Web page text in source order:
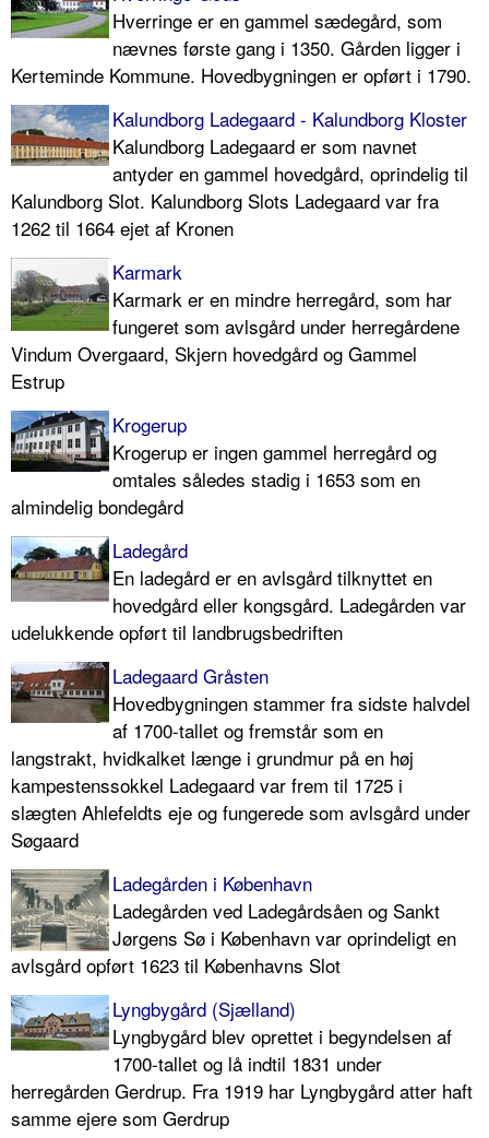
Hverringe er en gammel sædegård, som
nævnes første gang i 1350. Gården ligger i
Kerteminde Kommune. Hovedbygningen er opført i 1790.
Kalundborg Ladegaard - Kalundborg Kloster
Kalundborg Ladegaard er som navnet
antyder en gammel hovedgård, oprindelig til
Kalundborg Slot. Kalundborg Slots Ladegaard var fra
1262 til 1664 ejet af Kronen
Karmark
Karmark er en mindre herregård, som har
fungeret som avlsgård under herregårdene
Vindum Overgaard, Skjern hovedgård og Gammel
Estrup
Krogerup
Krogerup er ingen gammel herregård og
omtales således stadig i 1653 som en
almindelig bondegård
Ladegård
En ladegård er en avlsgård tilknyttet en
hovedgård eller kongsgård. Ladegården var
udelukkende opført til landbrugsbedriften
Ladegaard Gråsten
Hovedbygningen stammer fra sidste halvdel
af 1700-tallet og fremstår som en
langstrakt, hvidkalket længe i grundmur på en høj
kampestenssokkel Ladegaard var frem til 1725 i
slægten Ahlefeldts eje og fungerede som avlsgård under
Søgaard
Ladegården i København
Ladegården ved Ladegårdsåen og Sankt
Jørgens Sø i København var oprindeligt en
avlsgård opført 1623 til Københavns Slot
Lyngbygård (Sjælland)
Lyngbygård blev oprettet i begyndelsen af
1700-tallet og lå indtil 1831 under
herregården Gerdrup. Fra 1919 har Lyngbygård atter haft
samme ejere som Gerdrup